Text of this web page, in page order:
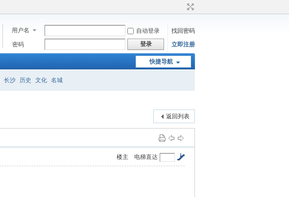
用户名 自动登录
找回密码
密码
登录 立即注册
快捷导航
长沙 历史 文化 名城
返回列表
电梯直达
楼主